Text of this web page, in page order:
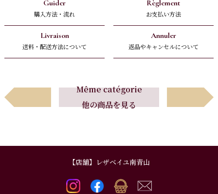
Guider
購入方法・流れ
Règlement
お支払い方法
Livraison
送料・配送方法について
Annuler
返品やキャンセルについて
Même catégorie
他の商品を見る
【店舗】レザベイユ南青山